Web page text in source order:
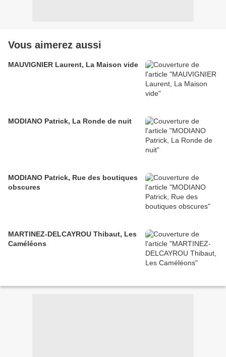
Vous aimerez aussi
MAUVIGNIER Laurent, La Maison vide
MODIANO Patrick, La Ronde de nuit
MODIANO Patrick, Rue des boutiques
obscures
MARTINEZ-DELCAYROU Thibaut, Les
Caméléons